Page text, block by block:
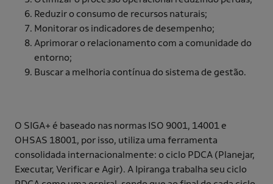
Reduzir o consumo de recursos naturais;
Monitorar os indicadores de desempenho;
Aprimorar o relacionamento com a comunidade do
entorno;
Buscar a melhoria contínua do sistema de gestão.
O SIGA+ é baseado nas normas ISO 9001, 14001 e
OHSAS 18001, por isso, utiliza uma ferramenta
consolidada internacionalmente: o ciclo PDCA (Planejar,
Executar, Verificar e Agir). A Ipiranga trabalha seu ciclo